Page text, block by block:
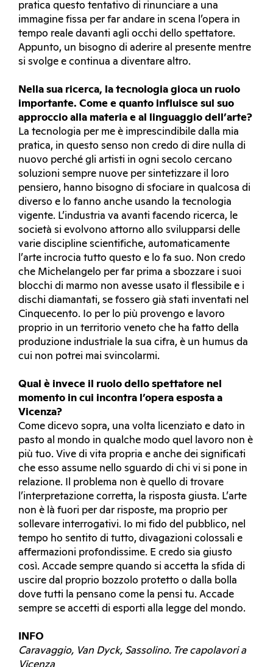
pratica questo tentativo di rinunciare a una
immagine fissa per far andare in scena l’opera in
tempo reale davanti agli occhi dello spettatore.
Appunto, un bisogno di aderire al presente mentre
si svolge e continua a diventare altro.
Nella sua ricerca, la tecnologia gioca un ruolo
importante. Come e quanto influisce sul suo
approccio alla materia e al linguaggio dell’arte?
La tecnologia per me è imprescindibile dalla mia
pratica, in questo senso non credo di dire nulla di
nuovo perché gli artisti in ogni secolo cercano
soluzioni sempre nuove per sintetizzare il loro
pensiero, hanno bisogno di sfociare in qualcosa di
diverso e lo fanno anche usando la tecnologia
vigente. L’industria va avanti facendo ricerca, le
società si evolvono attorno allo svilupparsi delle
varie discipline scientifiche, automaticamente
l’arte incrocia tutto questo e lo fa suo. Non credo
che Michelangelo per far prima a sbozzare i suoi
blocchi di marmo non avesse usato il flessibile e i
dischi diamantati, se fossero già stati inventati nel
Cinquecento. Io per lo più provengo e lavoro
proprio in un territorio veneto che ha fatto della
produzione industriale la sua cifra, è un humus da
cui non potrei mai svincolarmi.
Qual è invece il ruolo dello spettatore nel
momento in cui incontra l’opera esposta a
Vicenza?
Come dicevo sopra, una volta licenziato e dato in
pasto al mondo in qualche modo quel lavoro non è
più tuo. Vive di vita propria e anche dei significati
che esso assume nello sguardo di chi vi si pone in
relazione. Il problema non è quello di trovare
l’interpretazione corretta, la risposta giusta. L’arte
non è là fuori per dar risposte, ma proprio per
sollevare interrogativi. Io mi fido del pubblico, nel
tempo ho sentito di tutto, divagazioni colossali e
affermazioni profondissime. E credo sia giusto
così. Accade sempre quando si accetta la sfida di
uscire dal proprio bozzolo protetto o dalla bolla
dove tutti la pensano come la pensi tu. Accade
sempre se accetti di esporti alla legge del mondo.
INFO
Caravaggio, Van Dyck, Sassolino. Tre capolavori a
Vicenza